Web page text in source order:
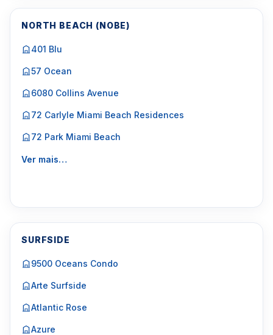
NORTH BEACH (NOBE)
401 Blu
57 Ocean
6080 Collins Avenue
72 Carlyle Miami Beach Residences
72 Park Miami Beach
Ver mais…
SURFSIDE
9500 Oceans Condo
Arte Surfside
Atlantic Rose
Azure